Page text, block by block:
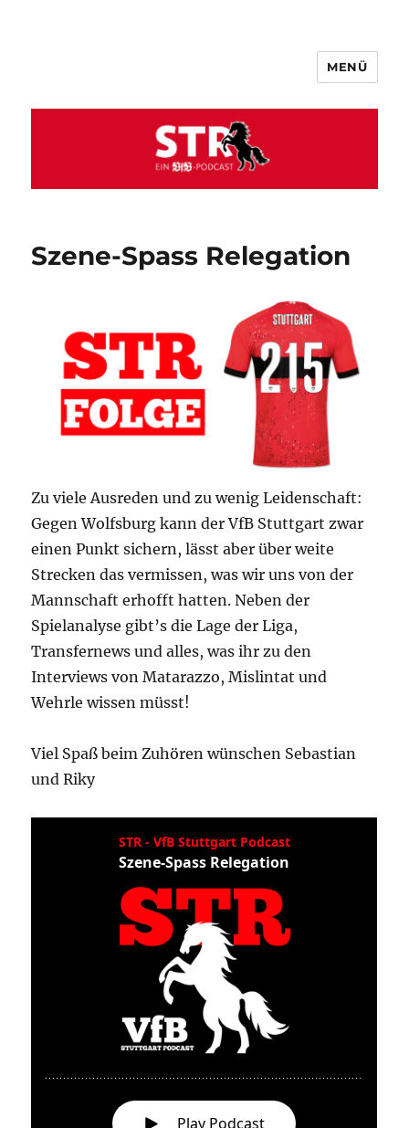
MENÜ
Szene-Spass Relegation
Zu viele Ausreden und zu wenig Leidenschaft:
Gegen Wolfsburg kann der VfB Stuttgart zwar
einen Punkt sichern, lässt aber über weite
Strecken das vermissen, was wir uns von der
Mannschaft erhofft hatten. Neben der
Spielanalyse gibt’s die Lage der Liga,
Transfernews und alles, was ihr zu den
Interviews von Matarazzo, Mislintat und
Wehrle wissen müsst!
Viel Spaß beim Zuhören wünschen Sebastian
und Riky